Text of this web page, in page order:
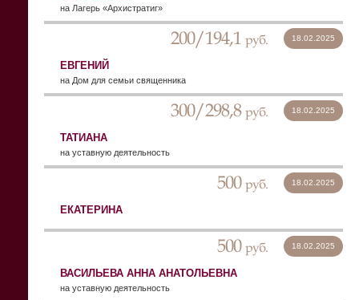
на Лагерь «Архистратиг»
200/194,1 руб. 18.02.2025
ЕВГЕНИЙ
на Дом для семьи священника
300/298,8 руб. 18.02.2025
ТАТИАНА
на уставную деятельность
500 руб. 18.02.2025
ЕКАТЕРИНА
500 руб. 18.02.2025
ВАСИЛЬЕВА АННА АНАТОЛЬЕВНА
на уставную деятельность